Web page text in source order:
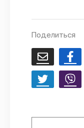
Поделиться